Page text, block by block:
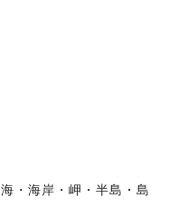
海・海岸・岬・半島・島